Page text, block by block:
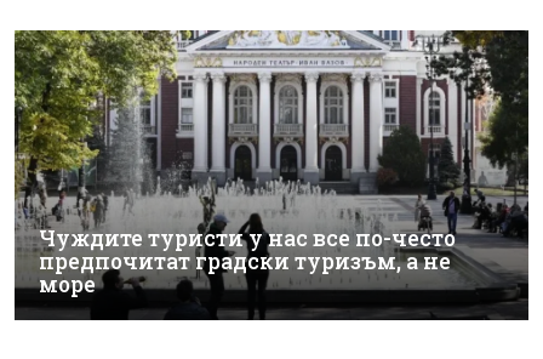
Чуждите туристи у нас все по-често
предпочитат градски туризъм, а не
море